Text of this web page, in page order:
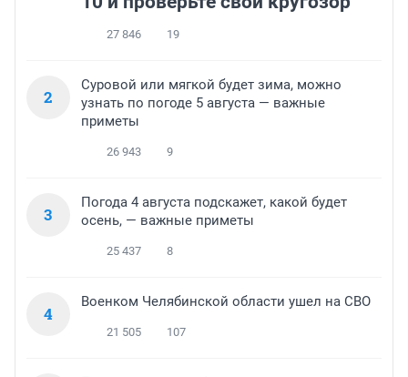
27 846 19
2
Суровой или мягкой будет зима, можно
узнать по погоде 5 августа — важные
приметы
26 943 9
3
Погода 4 августа подскажет, какой будет
осень, — важные приметы
25 437 8
4
Военком Челябинской области ушел на СВО
21 505 107